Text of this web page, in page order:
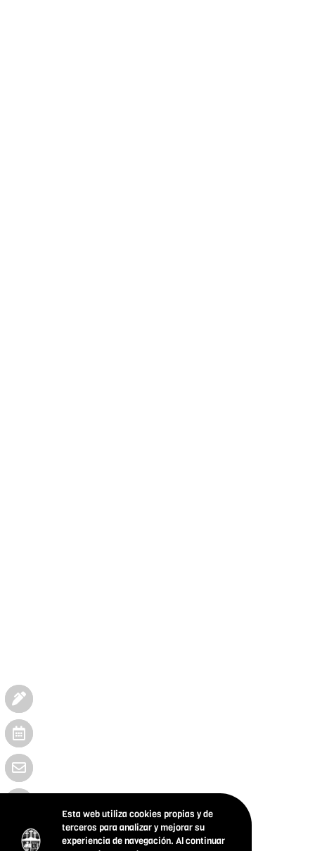
Esta web utiliza cookies propias y de
terceros para analizar y mejorar su
experiencia de navegación. Al continuar